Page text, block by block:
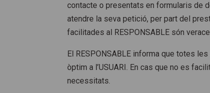
contacte o presentats en formularis de
atendre la seva petició, per part del
facilitades al RESPONSABLE són
El RESPONSABLE informa que totes
òptim a l’USUARI. En cas que no es
necessitats.